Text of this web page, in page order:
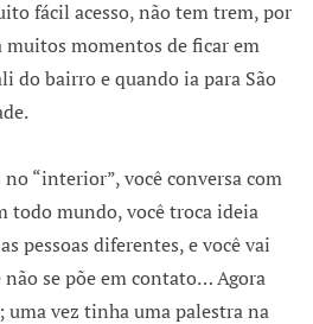
fácil acesso, não tem trem, por
momentos de ficar em
do bairro e quando ia para São
“interior”, você conversa com
todo mundo, você troca ideia
pessoas diferentes, e você vai
se põe em contato… Agora
uma vez tinha uma palestra na